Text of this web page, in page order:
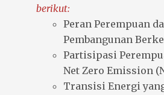
berikut:
Peran Perempuan
Pembangunan
Partisipasi
Net Zero Emission
Transisi Energi